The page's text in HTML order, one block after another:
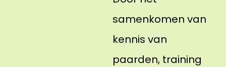
samenkomen van
kennis van
paarden, training